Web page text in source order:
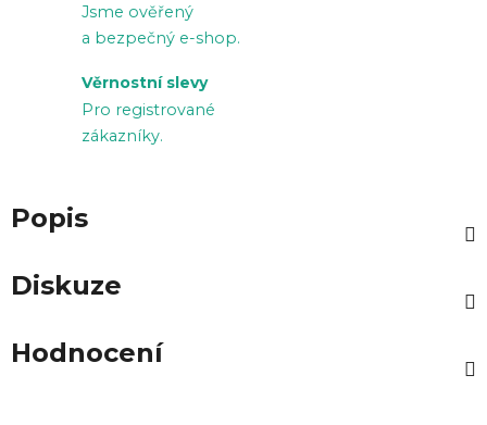
Jsme ověřený
a bezpečný e-shop.
Věrnostní slevy
Pro registrované
zákazníky.
Popis
Diskuze
Hodnocení